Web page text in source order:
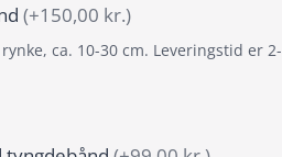
(+150,00 kr.)
ca. 10-30 cm. Leveringstid er 2-